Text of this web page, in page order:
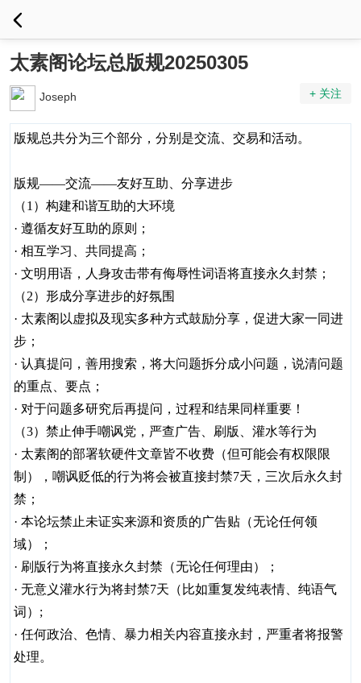
太素阁论坛总版规20250305
Joseph + 关注
版规总共分为三个部分，分别是交流、交易和活动。
版规——交流——友好互助、分享进步
（1）构建和谐互助的大环境
· 遵循友好互助的原则；
· 相互学习、共同提高；
· 文明用语，人身攻击带有侮辱性词语将直接永久封禁；
（2）形成分享进步的好氛围
· 太素阁以虚拟及现实多种方式鼓励分享，促进大家一同进
步；
· 认真提问，善用搜索，将大问题拆分成小问题，说清问题
的重点、要点；
· 对于问题多研究后再提问，过程和结果同样重要！
（3）禁止伸手嘲讽党，严查广告、刷版、灌水等行为
· 太素阁的部署软硬件文章皆不收费（但可能会有权限限
制），嘲讽贬低的行为将会被直接封禁7天，三次后永久封
禁；
· 本论坛禁止未证实来源和资质的广告贴（无论任何领
域）；
· 刷版行为将直接永久封禁（无论任何理由）；
· 无意义灌水行为将封禁7天（比如重复发纯表情、纯语气
词）;
· 任何政治、色情、暴力相关内容直接永封，严重者将报警
处理。